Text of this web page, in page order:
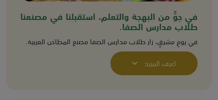
في جوٍّ من البهجة والتعلم، استقبلنا في مصنعنا
طلاب مدارس الصفا.
في يومٍ مشرقٍ، زار طلاب مدارس الصفا مصنع المطاحن العربية.
اعرف المزيد